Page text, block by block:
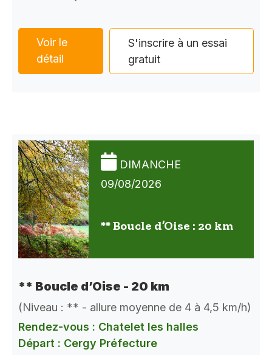
Voir le
détail
S'inscrire à un essai
gratuit
DIMANCHE
09/08/2026
** Boucle d’Oise : 20 km
** Boucle d’Oise - 20 km
(Niveau : ** - allure moyenne de 4 à 4,5 km/h)
Rendez-vous : Chatelet les halles
Départ : Cergy Préfecture